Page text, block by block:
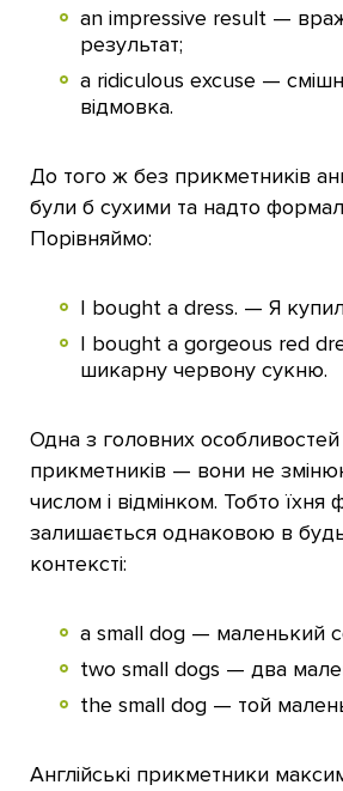
an impressive result —
результат;
a ridiculous excuse —
відмовка.
До того ж без прикметників
були б сухими та надто
Порівняймо:
I bought a dress. — Я
I bought a gorgeous red
шикарну червону сукню.
Одна з головних особливостей
прикметників — вони не
числом і відмінком. Тобто їхня
залишається однаковою в
контексті:
a small dog — маленький
two small dogs — два
the small dog — той
Англійські прикметники